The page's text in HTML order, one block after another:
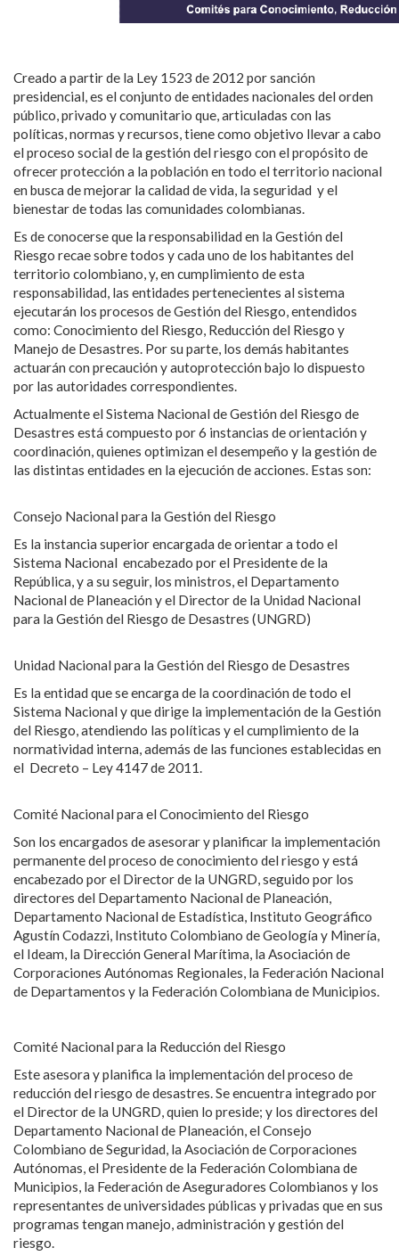
Creado a partir de la Ley 1523 de 2012 por sanción
presidencial, es el conjunto de entidades nacionales del orden
público, privado y comunitario que, articuladas con las
políticas, normas y recursos, tiene como objetivo llevar a cabo
el proceso social de la gestión del riesgo con el propósito de
ofrecer protección a la población en todo el territorio nacional
en busca de mejorar la calidad de vida, la seguridad y el
bienestar de todas las comunidades colombianas.
Es de conocerse que la responsabilidad en la Gestión del
Riesgo recae sobre todos y cada uno de los habitantes del
territorio colombiano, y, en cumplimiento de esta
responsabilidad, las entidades pertenecientes al sistema
ejecutarán los procesos de Gestión del Riesgo, entendidos
como: Conocimiento del Riesgo, Reducción del Riesgo y
Manejo de Desastres. Por su parte, los demás habitantes
actuarán con precaución y autoprotección bajo lo dispuesto
por las autoridades correspondientes.
Actualmente el Sistema Nacional de Gestión del Riesgo de
Desastres está compuesto por 6 instancias de orientación y
coordinación, quienes optimizan el desempeño y la gestión de
las distintas entidades en la ejecución de acciones. Estas son:
Consejo Nacional para la Gestión del Riesgo
Es la instancia superior encargada de orientar a todo el
Sistema Nacional encabezado por el Presidente de la
República, y a su seguir, los ministros, el Departamento
Nacional de Planeación y el Director de la Unidad Nacional
para la Gestión del Riesgo de Desastres (UNGRD)
Unidad Nacional para la Gestión del Riesgo de Desastres
Es la entidad que se encarga de la coordinación de todo el
Sistema Nacional y que dirige la implementación de la Gestión
del Riesgo, atendiendo las políticas y el cumplimiento de la
normatividad interna, además de las funciones establecidas en
el Decreto – Ley 4147 de 2011.
Comité Nacional para el Conocimiento del Riesgo
Son los encargados de asesorar y planificar la implementación
permanente del proceso de conocimiento del riesgo y está
encabezado por el Director de la UNGRD, seguido por los
directores del Departamento Nacional de Planeación,
Departamento Nacional de Estadística, Instituto Geográfico
Agustín Codazzi, Instituto Colombiano de Geología y Minería,
el Ideam, la Dirección General Marítima, la Asociación de
Corporaciones Autónomas Regionales, la Federación Nacional
de Departamentos y la Federación Colombiana de Municipios.
Comité Nacional para la Reducción del Riesgo
Este asesora y planifica la implementación del proceso de
reducción del riesgo de desastres. Se encuentra integrado por
el Director de la UNGRD, quien lo preside; y los directores del
Departamento Nacional de Planeación, el Consejo
Colombiano de Seguridad, la Asociación de Corporaciones
Autónomas, el Presidente de la Federación Colombiana de
Municipios, la Federación de Aseguradores Colombianos y los
representantes de universidades públicas y privadas que en sus
programas tengan manejo, administración y gestión del
riesgo.